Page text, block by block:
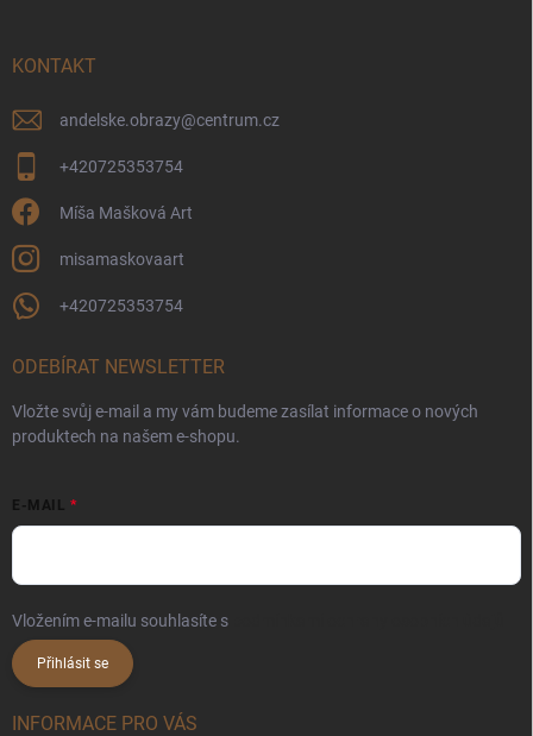
KONTAKT
andelske.obrazy@centrum.cz
+420725353754
Míša Mašková Art
misamaskovaart
+420725353754
ODEBÍRAT NEWSLETTER
Vložte svůj e-mail a my vám budeme zasílat informace o nových
produktech na našem e-shopu.
E-MAIL
Vložením e-mailu souhlasíte s
Přihlásit se
INFORMACE PRO VÁS